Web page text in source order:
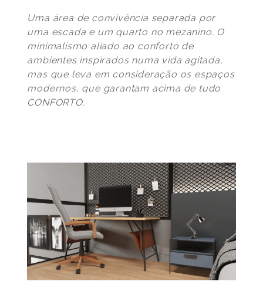
Uma área de convivência separada por
uma escada e um quarto no mezanino. O
minimalismo aliado ao conforto de
ambientes inspirados numa vida agitada,
mas que leva em consideração os espaços
modernos, que garantam acima de tudo
CONFORTO.